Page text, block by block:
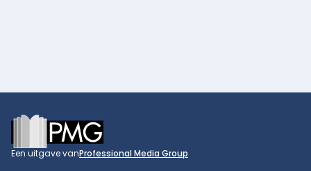
Footer
Een uitgave vanProfessional Media Group